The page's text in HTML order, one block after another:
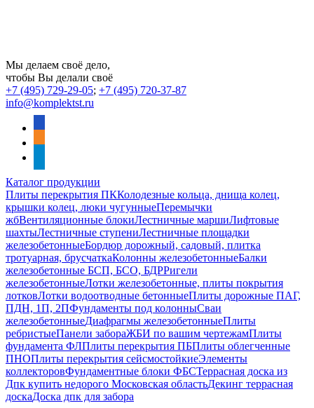
Мы делаем своё дело,
чтобы Вы делали своё
+7 (495) 729-29-05; +7 (495) 720-37-87
info@komplektst.ru
Каталог продукции
Плиты перекрытия ПККолодезные кольца, днища колец,
крышки колец, люки чугунныеПеремычки
жбВентиляционные блокиЛестничные маршиЛифтовые
шахтыЛестничные ступениЛестничные площадки
железобетонныеБордюр дорожный, садовый, плитка
тротуарная, брусчаткаКолонны железобетонныеБалки
железобетонные БСП, БСО, БДРРигели
железобетонныеЛотки железобетонные, плиты покрытия
лотковЛотки водоотводные бетонныеПлиты дорожные ПАГ,
ПДН, 1П, 2ПФундаменты под колонныСваи
железобетонныеДиафрагмы железобетонныеПлиты
ребристыеПанели забораЖБИ по вашим чертежамПлиты
фундамента ФЛПлиты перекрытия ПБПлиты облегченные
ПНОПлиты перекрытия сейсмостойкиеЭлементы
коллекторовФундаментные блоки ФБСТеррасная доска из
Дпк купить недорого Московская областьДекинг террасная
доскаДоска дпк для забора